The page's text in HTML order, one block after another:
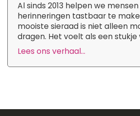
Al sinds 2013 helpen we
herinneringen tastbaar te
mooiste sieraad is niet alleen
dragen. Het voelt als een stukje
Lees ons verhaal...